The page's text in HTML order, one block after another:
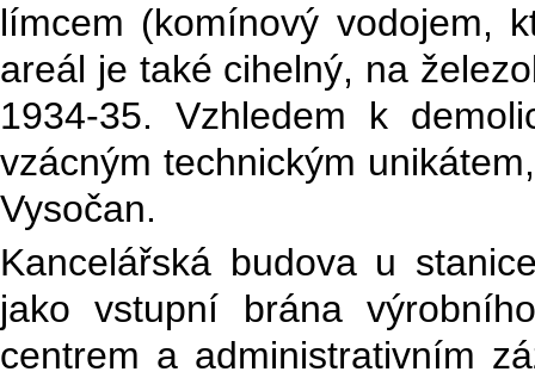
límcem (komínový vodojem,
areál je také cihelný, na
1934-35. Vzhledem k
vzácným technickým
Vysočan.
Kancelářská budova u
jako vstupní brána
centrem a administrativním